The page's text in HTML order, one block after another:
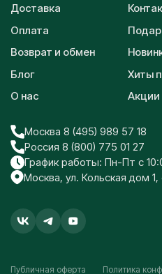
Доставка
Оплата
Возврат и обмен
Блог
О нас
Хиты
Акции
Москва 8 (495) 989 57 18
Россия 8 (800) 775 01 27
График работы: Пн-Пт с
Москва, ул. Кольская дом 1,
Публичная оферта Политика